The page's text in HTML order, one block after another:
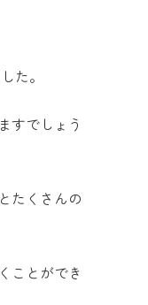
た。
すでしょう
たくさんの
ことができ